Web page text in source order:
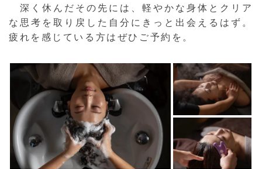
深く休んだその先には、軽やかな身体とクリア
な思考を取り戻した自分にきっと出会えるはず。
疲れを感じている方はぜひご予約を。